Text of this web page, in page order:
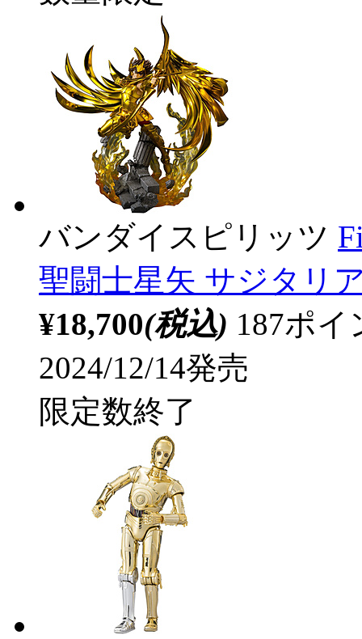
バンダイスピリッツ
聖闘士星矢 サジタリ
¥18,700(税込) 187ポ
2024/12/14発売
限定数終了